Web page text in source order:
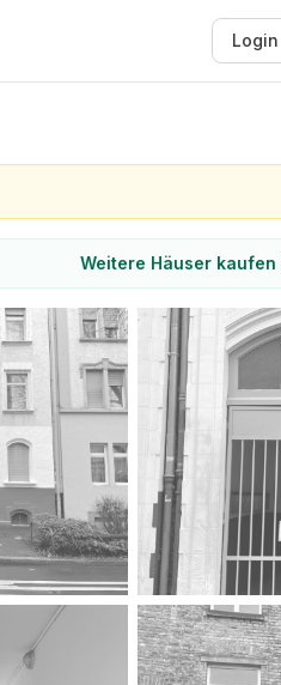
Login
Weitere Häuser